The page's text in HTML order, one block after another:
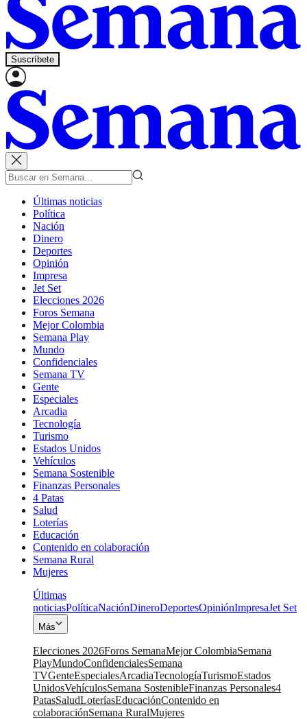
Suscríbete
Últimas noticias
Política
Nación
Dinero
Deportes
Opinión
Impresa
Jet Set
Elecciones 2026
Foros Semana
Mejor Colombia
Semana Play
Mundo
Confidenciales
Semana TV
Gente
Especiales
Arcadia
Tecnología
Turismo
Estados Unidos
Vehículos
Semana Sostenible
Finanzas Personales
4 Patas
Salud
Loterías
Educación
Contenido en colaboración
Semana Rural
Mujeres
Últimas
noticiasPolíticaNaciónDineroDeportesOpiniónImpresaJet Set
Más
Elecciones 2026Foros SemanaMejor ColombiaSemana
PlayMundoConfidencialesSemana
TVGenteEspecialesArcadiaTecnologíaTurismoEstados
UnidosVehículosSemana SostenibleFinanzas Personales4
PatasSaludLoteríasEducaciónContenido en
colaboraciónSemana RuralMujeres